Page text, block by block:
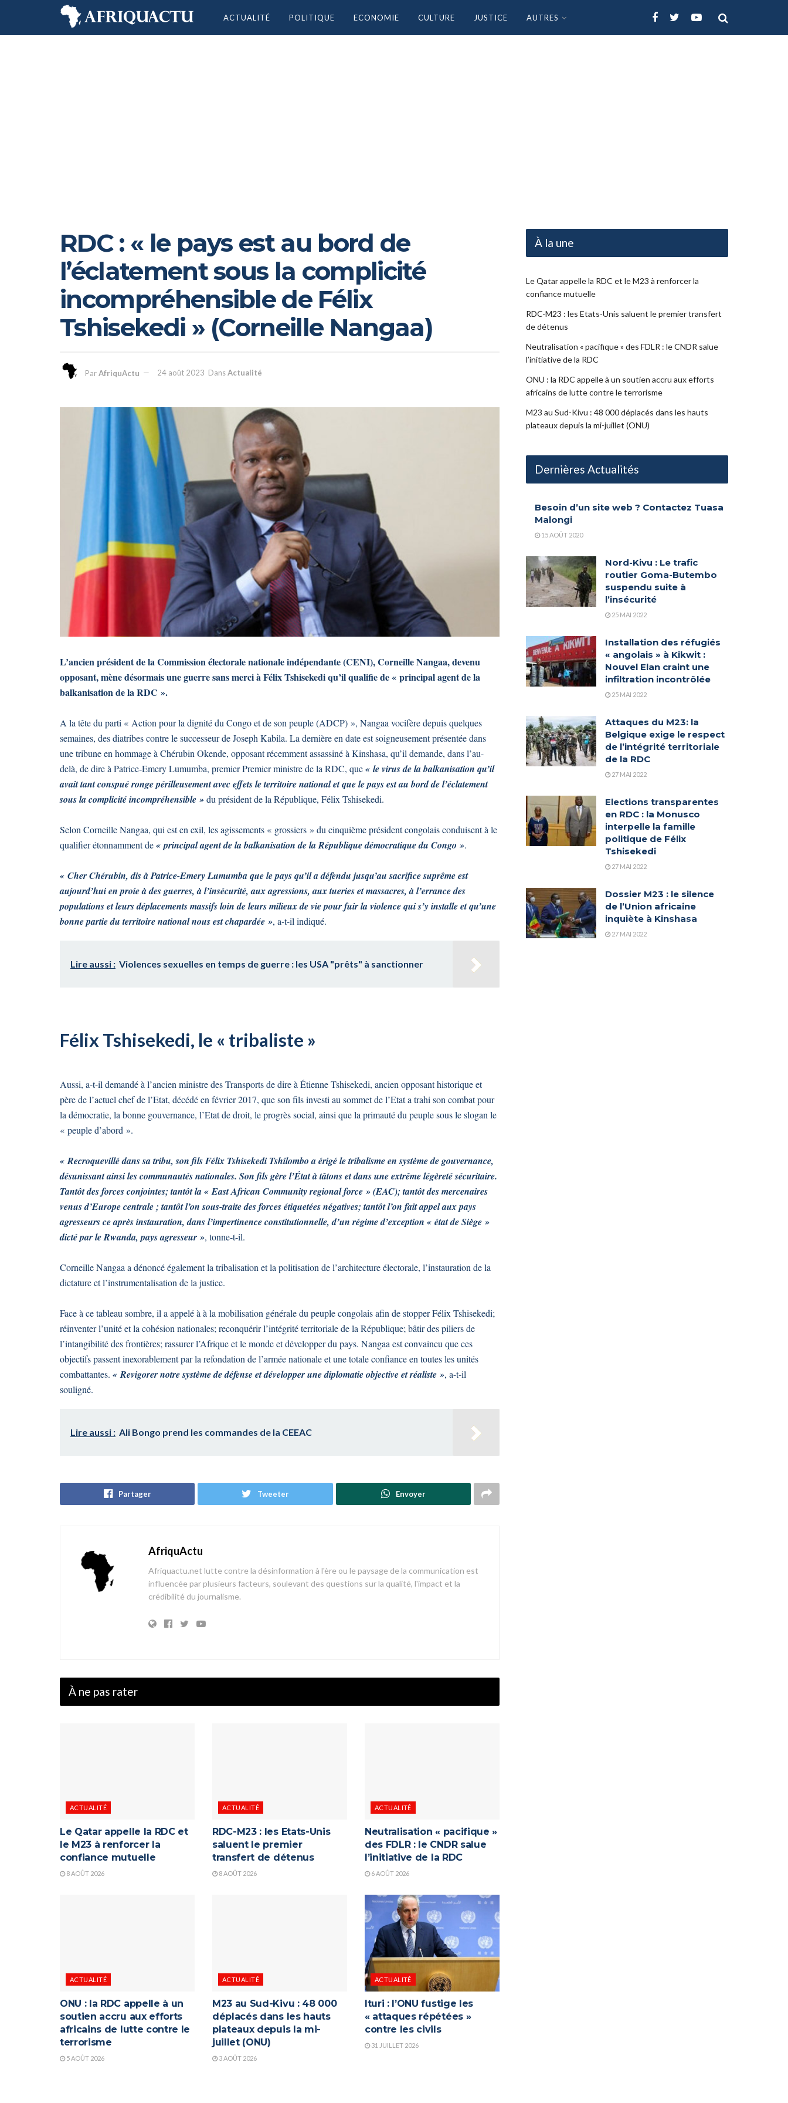
ACTUALITÉ POLITIQUE ECONOMIE CULTURE JUSTICE AUTRES
RDC : « le pays est au bord de
l’éclatement sous la complicité
incompréhensible de Félix
Tshisekedi » (Corneille Nangaa)
ParAfriquActu 24 août 2023 DansActualité
L’ancien président de la Commission électorale nationale indépendante (CENI), Corneille Nangaa, devenu
opposant, mène désormais une guerre sans merci à Félix Tshisekedi qu’il qualifie de « principal agent de la
balkanisation de la RDC ».
A la tête du parti « Action pour la dignité du Congo et de son peuple (ADCP) », Nangaa vocifère depuis quelques
semaines, des diatribes contre le successeur de Joseph Kabila. La dernière en date est soigneusement présentée dans
une tribune en hommage à Chérubin Okende, opposant récemment assassiné à Kinshasa, qu’il demande, dans l’au-
delà, de dire à Patrice-Emery Lumumba, premier Premier ministre de la RDC, que« le virus de la balkanisation qu’il
avait tant conspué ronge périlleusement avec effets le territoire national et que le pays est au bord de l’éclatement
sous la complicité incompréhensible »du président de la République, Félix Tshisekedi.
Selon Corneille Nangaa, qui est en exil, les agissements « grossiers » du cinquième président congolais conduisent à le
qualifier étonnamment de« principal agent de la balkanisation de la République démocratique du Congo ».
« Cher Chérubin, dis à Patrice-Emery Lumumba que le pays qu’il a défendu jusqu’au sacrifice suprême est
aujourd’hui en proie à des guerres, à l’insécurité, aux agressions, aux tueries et massacres, à l’errance des
populations et leurs déplacements massifs loin de leurs milieux de vie pour fuir la violence qui s’y installe et qu’une
bonne partie du territoire national nous est chapardée », a-t-il indiqué.
Lire aussi : Violences sexuelles en temps de guerre : les USA "prêts" à sanctionner
Félix Tshisekedi, le « tribaliste »
Aussi, a-t-il demandé à l’ancien ministre des Transports de dire à Étienne Tshisekedi, ancien opposant historique et
père de l’actuel chef de l’Etat, décédé en février 2017, que son fils investi au sommet de l’Etat a trahi son combat pour
la démocratie, la bonne gouvernance, l’Etat de droit, le progrès social, ainsi que la primauté du peuple sous le slogan le
« peuple d’abord ».
« Recroquevillé dans sa tribu, son fils Félix Tshisekedi Tshilombo a érigé le tribalisme en système de gouvernance,
désunissant ainsi les communautés nationales. Son fils gère l’État à tâtons et dans une extrême légèreté sécuritaire.
Tantôt des forces conjointes; tantôt la « East African Community regional force » (EAC); tantôt des mercenaires
venus d’Europe centrale ; tantôt l’on sous-traite des forces étiquetées négatives; tantôt l’on fait appel aux pays
agresseurs ce après instauration, dans l’impertinence constitutionnelle, d’un régime d’exception « état de Siège »
dicté par le Rwanda, pays agresseur », tonne-t-il.
Corneille Nangaa a dénoncé également la tribalisation et la politisation de l’architecture électorale, l’instauration de la
dictature et l’instrumentalisation de la justice.
Face à ce tableau sombre, il a appelé à à la mobilisation générale du peuple congolais afin de stopper Félix Tshisekedi;
réinventer l’unité et la cohésion nationales; reconquérir l’intégrité territoriale de la République; bâtir des piliers de
l’intangibilité des frontières; rassurer l’Afrique et le monde et développer du pays. Nangaa est convaincu que ces
objectifs passent inexorablement par la refondation de l’armée nationale et une totale confiance en toutes les unités
combattantes. « Revigorer notre système de défense et développer une diplomatie objective et réaliste », a-t-il
souligné.
Lire aussi : Ali Bongo prend les commandes de la CEEAC
Partager Tweeter Envoyer
AfriquActu
Afriquactu.net lutte contre la désinformation à l'ère ou le paysage de la communication est
influencée par plusieurs facteurs, soulevant des questions sur la qualité, l'impact et la
crédibilité du journalisme.
À ne pas rater
ACTUALITÉ
Le Qatar appelle la RDC et
le M23 à renforcer la
confiance mutuelle
8 AOÛT 2026
ACTUALITÉ
RDC-M23 : les Etats-Unis
saluent le premier
transfert de détenus
8 AOÛT 2026
ACTUALITÉ
Neutralisation « pacifique »
des FDLR : le CNDR salue
l’initiative de la RDC
6 AOÛT 2026
ACTUALITÉ
ONU : la RDC appelle à un
soutien accru aux efforts
africains de lutte contre le
terrorisme
5 AOÛT 2026
ACTUALITÉ
M23 au Sud-Kivu : 48 000
déplacés dans les hauts
plateaux depuis la mi-
juillet (ONU)
3 AOÛT 2026
ACTUALITÉ
Ituri : l’ONU fustige les
« attaques répétées »
contre les civils
31 JUILLET 2026
À la une
Le Qatar appelle la RDC et le M23 à renforcer la
confiance mutuelle
RDC-M23 : les Etats-Unis saluent le premier transfert
de détenus
Neutralisation « pacifique » des FDLR : le CNDR salue
l’initiative de la RDC
ONU : la RDC appelle à un soutien accru aux efforts
africains de lutte contre le terrorisme
M23 au Sud-Kivu : 48 000 déplacés dans les hauts
plateaux depuis la mi-juillet (ONU)
Dernières Actualités
Besoin d’un site web ? Contactez Tuasa
Malongi
15 AOÛT 2020
Nord-Kivu : Le trafic
routier Goma-Butembo
suspendu suite à
l’insécurité
25 MAI 2022
Installation des réfugiés
« angolais » à Kikwit :
Nouvel Elan craint une
infiltration incontrôlée
25 MAI 2022
Attaques du M23: la
Belgique exige le respect
de l’intégrité territoriale
de la RDC
27 MAI 2022
Elections transparentes
en RDC : la Monusco
interpelle la famille
politique de Félix
Tshisekedi
27 MAI 2022
Dossier M23 : le silence
de l’Union africaine
inquiète à Kinshasa
27 MAI 2022